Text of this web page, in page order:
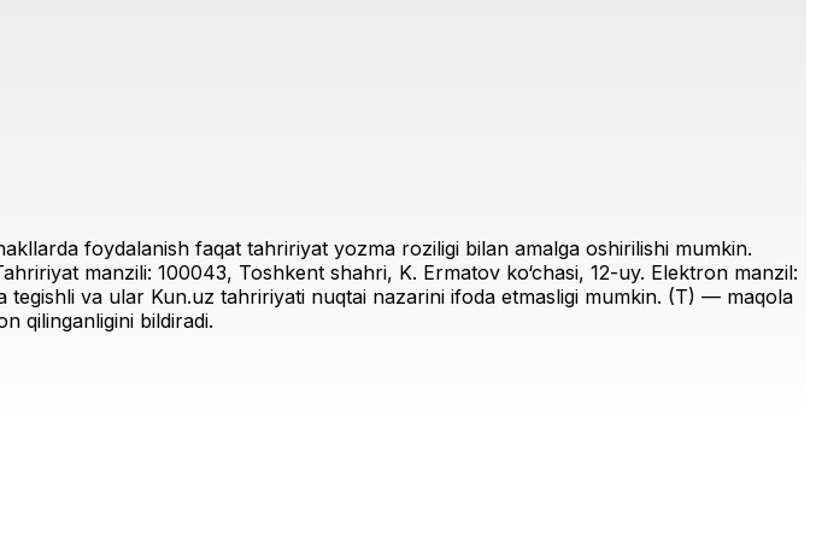
foydalanish faqat tahririyat yozma roziligi bilan amalga oshirilishi mumkin.
manzili: 100043, Toshkent shahri, K. Ermatov ko‘chasi, 12-uy. Elektron manzil:
va ular Kun.uz tahririyati nuqtai nazarini ifoda etmasligi mumkin. (T) — maqola
qilinganligini bildiradi.